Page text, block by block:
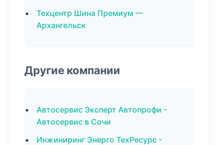
Техцентр Шина Премиум —
Архангельск
Другие компании
Автосервис Эксперт Автопрофи -
Автосервис в Сочи
Инжиниринг Энерго ТехРесурс -